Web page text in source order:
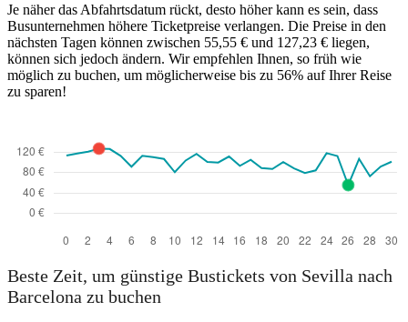
Je näher das Abfahrtsdatum rückt, desto höher kann es sein, dass
Busunternehmen höhere Ticketpreise verlangen. Die Preise in den
nächsten Tagen können zwischen 55,55 € und 127,23 € liegen,
können sich jedoch ändern. Wir empfehlen Ihnen, so früh wie
möglich zu buchen, um möglicherweise bis zu 56% auf Ihrer Reise
zu sparen!
Beste Zeit, um günstige Bustickets von Sevilla nach
Barcelona zu buchen